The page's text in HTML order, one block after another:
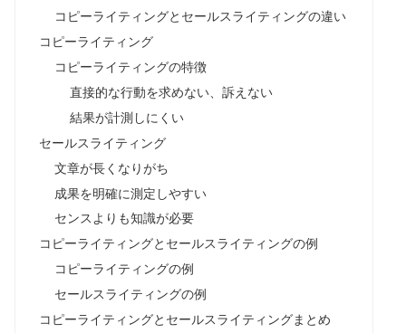
コピーライティングとセールスライティングの違い
コピーライティング
コピーライティングの特徴
直接的な行動を求めない、訴えない
結果が計測しにくい
セールスライティング
文章が長くなりがち
成果を明確に測定しやすい
センスよりも知識が必要
コピーライティングとセールスライティングの例
コピーライティングの例
セールスライティングの例
コピーライティングとセールスライティングまとめ